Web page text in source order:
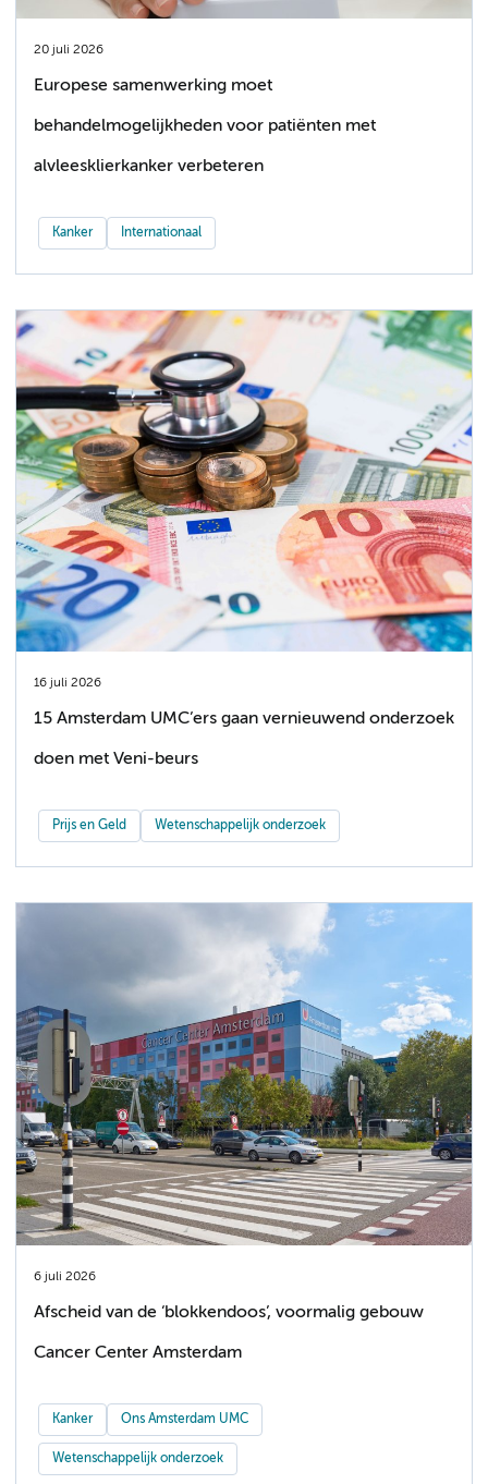
20 juli 2026
Europese samenwerking moet
behandelmogelijkheden voor patiënten met
alvleesklierkanker verbeteren
Kanker Internationaal
16 juli 2026
15 Amsterdam UMC’ers gaan vernieuwend onderzoek
doen met Veni-beurs
Prijs en Geld Wetenschappelijk onderzoek
6 juli 2026
Afscheid van de ‘blokkendoos’, voormalig gebouw
Cancer Center Amsterdam
Kanker Ons Amsterdam UMC
Wetenschappelijk onderzoek